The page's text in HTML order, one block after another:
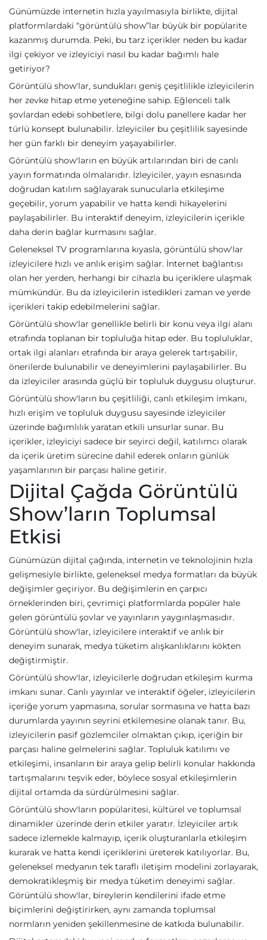
Günümüzde internetin hızla yayılmasıyla birlikte, dijital
platformlardaki “görüntülü show”lar büyük bir popülarite
kazanmış durumda. Peki, bu tarz içerikler neden bu kadar
ilgi çekiyor ve izleyiciyi nasıl bu kadar bağımlı hale
getiriyor?
Görüntülü show'lar, sundukları geniş çeşitlilikle izleyicilerin
her zevke hitap etme yeteneğine sahip. Eğlenceli talk
şovlardan edebi sohbetlere, bilgi dolu panellere kadar her
türlü konsept bulunabilir. İzleyiciler bu çeşitlilik sayesinde
her gün farklı bir deneyim yaşayabilirler.
Görüntülü show'ların en büyük artılarından biri de canlı
yayın formatında olmalarıdır. İzleyiciler, yayın esnasında
doğrudan katılım sağlayarak sunucularla etkileşime
geçebilir, yorum yapabilir ve hatta kendi hikayelerini
paylaşabilirler. Bu interaktif deneyim, izleyicilerin içerikle
daha derin bağlar kurmasını sağlar.
Geleneksel TV programlarına kıyasla, görüntülü show'lar
izleyicilere hızlı ve anlık erişim sağlar. İnternet bağlantısı
olan her yerden, herhangi bir cihazla bu içeriklere ulaşmak
mümkündür. Bu da izleyicilerin istedikleri zaman ve yerde
içerikleri takip edebilmelerini sağlar.
Görüntülü show'lar genellikle belirli bir konu veya ilgi alanı
etrafında toplanan bir topluluğa hitap eder. Bu topluluklar,
ortak ilgi alanları etrafında bir araya gelerek tartışabilir,
önerilerde bulunabilir ve deneyimlerini paylaşabilirler. Bu
da izleyiciler arasında güçlü bir topluluk duygusu oluşturur.
Görüntülü show'ların bu çeşitliliği, canlı etkileşim imkanı,
hızlı erişim ve topluluk duygusu sayesinde izleyiciler
üzerinde bağımlılık yaratan etkili unsurlar sunar. Bu
içerikler, izleyiciyi sadece bir seyirci değil, katılımcı olarak
da içerik üretim sürecine dahil ederek onların günlük
yaşamlarının bir parçası haline getirir.
Dijital Çağda Görüntülü
Show’ların Toplumsal
Etkisi
Günümüzün dijital çağında, internetin ve teknolojinin hızla
gelişmesiyle birlikte, geleneksel medya formatları da büyük
değişimler geçiriyor. Bu değişimlerin en çarpıcı
örneklerinden biri, çevrimiçi platformlarda popüler hale
gelen görüntülü şovlar ve yayınların yaygınlaşmasıdır.
Görüntülü show'lar, izleyicilere interaktif ve anlık bir
deneyim sunarak, medya tüketim alışkanlıklarını kökten
değiştirmiştir.
Görüntülü show'lar, izleyicilerle doğrudan etkileşim kurma
imkanı sunar. Canlı yayınlar ve interaktif öğeler, izleyicilerin
içeriğe yorum yapmasına, sorular sormasına ve hatta bazı
durumlarda yayının seyrini etkilemesine olanak tanır. Bu,
izleyicilerin pasif gözlemciler olmaktan çıkıp, içeriğin bir
parçası haline gelmelerini sağlar. Topluluk katılımı ve
etkileşimi, insanların bir araya gelip belirli konular hakkında
tartışmalarını teşvik eder, böylece sosyal etkileşimlerin
dijital ortamda da sürdürülmesini sağlar.
Görüntülü show'ların popülaritesi, kültürel ve toplumsal
dinamikler üzerinde derin etkiler yaratır. İzleyiciler artık
sadece izlemekle kalmayıp, içerik oluşturanlarla etkileşim
kurarak ve hatta kendi içeriklerini üreterek katılıyorlar. Bu,
geleneksel medyanın tek taraflı iletişim modelini zorlayarak,
demokratikleşmiş bir medya tüketim deneyimi sağlar.
Görüntülü show'lar, bireylerin kendilerini ifade etme
biçimlerini değiştirirken, aynı zamanda toplumsal
normların yeniden şekillenmesine de katkıda bulunabilir.